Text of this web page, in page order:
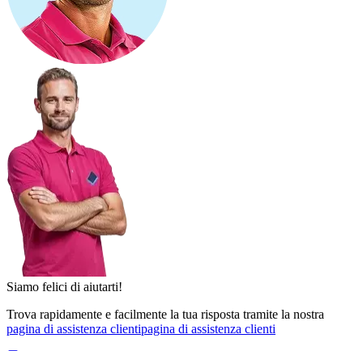
Siamo felici di aiutarti!
Trova rapidamente e facilmente la tua risposta tramite la nostra
pagina di assistenza clientipagina di assistenza clienti